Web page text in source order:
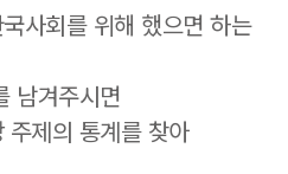
사회를 위해 했으면 하는
남겨주시면
주제의 통계를 찾아